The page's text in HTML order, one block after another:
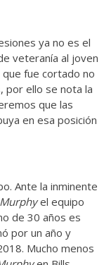
ya no es el
veteranía al joven
fue cortado no
por ello se nota la
que las
en esa posición
Ante la inminente
el equipo
de 30 años es
por un año y
Mucho menos